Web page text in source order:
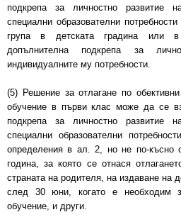
подкрепа за личностно развитие
специални образователни
група в детската градина или
допълнителна подкрепа за
индивидуалните му потребности.
(5) Решение за отлагане по
обучение в първи клас може да се
подкрепа за личностно развитие
специални образователни
определения в ал. 2, но не по-късно
година, за която се отнася
страната на родителя, на издаване на
след 30 юни, когато е необходим
обучение, и други.